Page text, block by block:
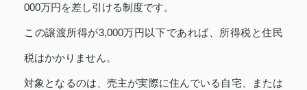
000万円を差し引ける制度です。
この譲渡所得が3,000万円以下であれば、所得税と住民
税はかかりません。
対象となるのは、売主が実際に住んでいる自宅、または